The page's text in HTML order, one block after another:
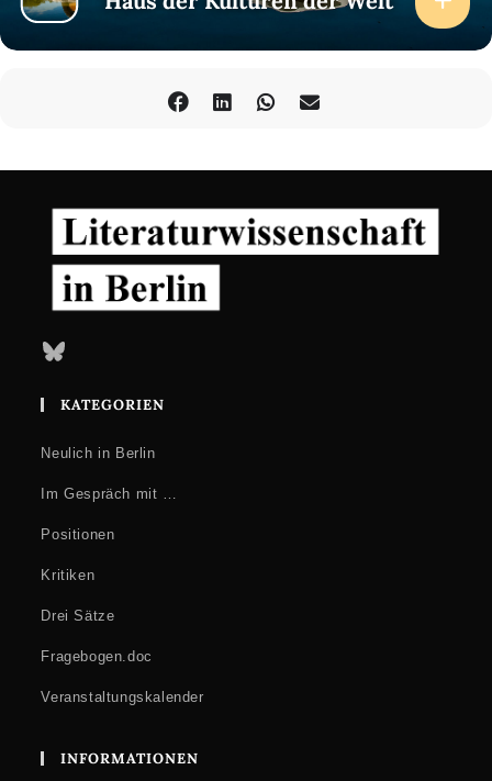
Bluesky
KATEGORIEN
Neulich in Berlin
Im Gespräch mit …
Positionen
Kritiken
Drei Sätze
Fragebogen.doc
Veranstaltungskalender
INFORMATIONEN